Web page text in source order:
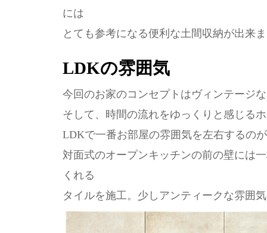
には
とても参考になる便利な土間収納が出来
LDKの雰囲気
今回のお家のコンセプトはヴィンテージ
そして、時間の流れをゆっくりと感じる
LDKで一番お部屋の雰囲気を左右するの
対面式のオープンキッチンの前の壁には
くれる
タイルを施工。少しアンティークな雰囲